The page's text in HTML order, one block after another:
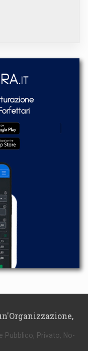
Pubblico, Privato, No-